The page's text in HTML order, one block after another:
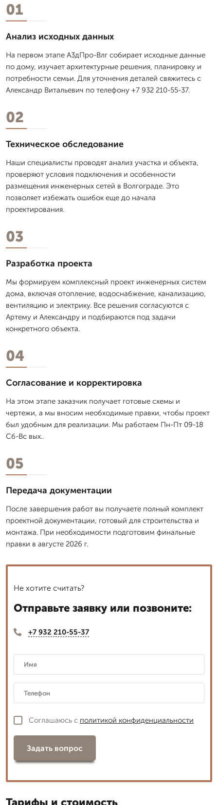
01
Анализ исходных данных
На первом этапе А3дПро-Влг собирает исходные данные
по дому, изучает архитектурные решения, планировку и
потребности семьи. Для уточнения деталей свяжитесь с
Александр Витальевич по телефону +7 932 210-55-37.
02
Техническое обследование
Наши специалисты проводят анализ участка и объекта,
проверяют условия подключения и особенности
размещения инженерных сетей в Волгограде. Это
позволяет избежать ошибок еще до начала
проектирования.
03
Разработка проекта
Мы формируем комплексный проект инженерных систем
дома, включая отопление, водоснабжение, канализацию,
вентиляцию и электрику. Все решения согласуются с
Артему и Александру и подбираются под задачи
конкретного объекта.
04
Согласование и корректировка
На этом этапе заказчик получает готовые схемы и
чертежи, а мы вносим необходимые правки, чтобы проект
был удобным для реализации. Мы работаем Пн-Пт 09-18
Сб-Вс вых..
05
Передача документации
После завершения работ вы получаете полный комплект
проектной документации, готовый для строительства и
монтажа. При необходимости подготовим финальные
правки в августе 2026 г.
Не хотите считать?
Отправьте заявку или позвоните:
+7 932 210-55-37
Соглашаюсь с политикой конфиденциальности
Задать вопрос
Тарифы и стоимость